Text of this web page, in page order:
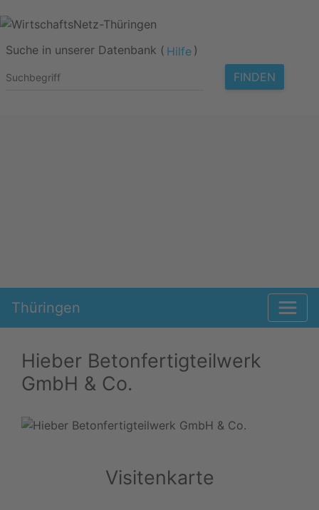
Suche in unserer Datenbank ( Hilfe )
FINDEN
Thüringen
Hieber Betonfertigteilwerk
GmbH & Co.
Visitenkarte